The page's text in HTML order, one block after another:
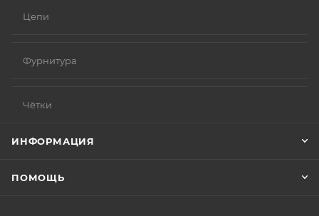
Цепи
Фурнитура
Чётки
ИНФОРМАЦИЯ
ПОМОЩЬ